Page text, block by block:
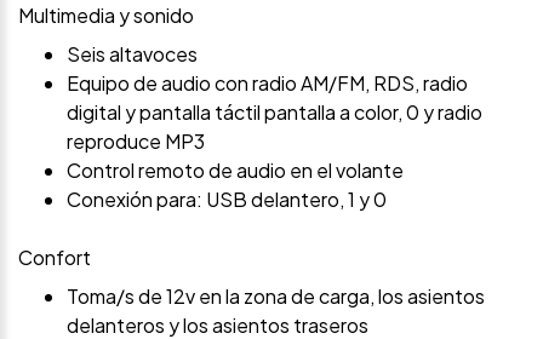
Multimedia y sonido
Seis altavoces
Equipo de audio con radio AM/FM, RDS, radio
digital y pantalla táctil pantalla a color, 0 y radio
reproduce MP3
Control remoto de audio en el volante
Conexión para: USB delantero, 1 y 0
Confort
Toma/s de 12v en la zona de carga, los asientos
delanteros y los asientos traseros